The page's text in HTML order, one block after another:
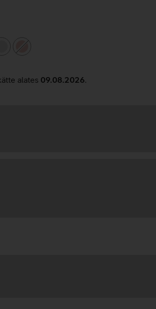
hõbedaneroosakuldne
alates 09.08.2026